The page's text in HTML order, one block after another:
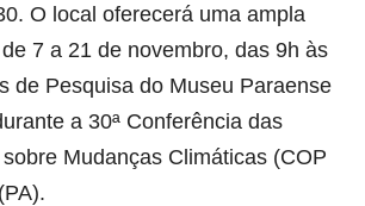
O local oferecerá uma ampla
7 a 21 de novembro, das 9h às
de Pesquisa do Museu Paraense
a 30ª Conferência das
Mudanças Climáticas (COP